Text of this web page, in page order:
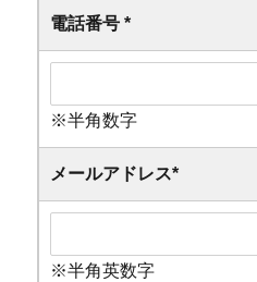
電話番号*
※半角数字
メールアドレス*
※半角英数字